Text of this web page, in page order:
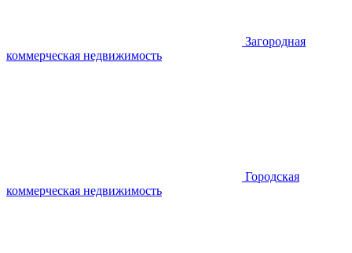
Загородная
коммерческая недвижимость
Городская
коммерческая недвижимость